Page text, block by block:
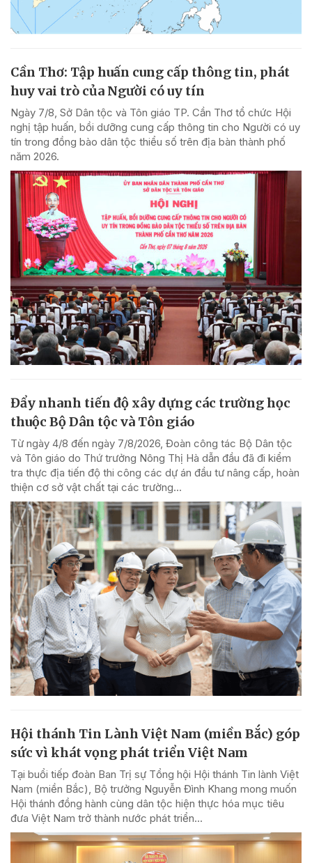
Cần Thơ: Tập huấn cung cấp thông tin, phát
huy vai trò của Người có uy tín
Ngày 7/8, Sở Dân tộc và Tôn giáo TP. Cần Thơ tổ chức Hội
nghị tập huấn, bồi dưỡng cung cấp thông tin cho Người có uy
tín trong đồng bào dân tộc thiểu số trên địa bàn thành phố
năm 2026.
Đẩy nhanh tiến độ xây dựng các trường học
thuộc Bộ Dân tộc và Tôn giáo
Từ ngày 4/8 đến ngày 7/8/2026, Đoàn công tác Bộ Dân tộc
và Tôn giáo do Thứ trưởng Nông Thị Hà dẫn đầu đã đi kiểm
tra thực địa tiến độ thi công các dự án đầu tư nâng cấp, hoàn
thiện cơ sở vật chất tại các trường...
Hội thánh Tin Lành Việt Nam (miền Bắc) góp
sức vì khát vọng phát triển Việt Nam
Tại buổi tiếp đoàn Ban Trị sự Tổng hội Hội thánh Tin lành Việt
Nam (miền Bắc), Bộ trưởng Nguyễn Đình Khang mong muốn
Hội thánh đồng hành cùng dân tộc hiện thực hóa mục tiêu
đưa Việt Nam trở thành nước phát triển...